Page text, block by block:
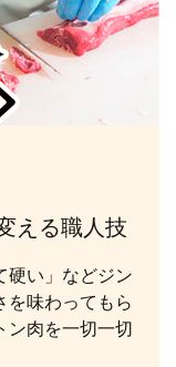
える職人技
硬い」などジン
を味わってもら
ン肉を一切一切